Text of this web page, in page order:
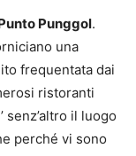
Punggol.
una
frequentata dai
ristoranti
il luogo
perché vi sono